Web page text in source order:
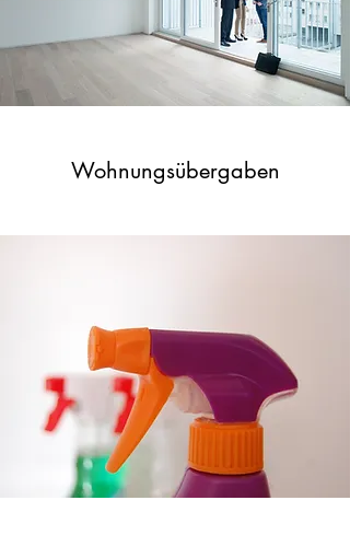
Wohnungsübergaben